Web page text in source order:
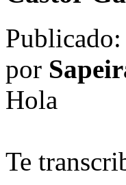
Publicado:
por
Hola
Te